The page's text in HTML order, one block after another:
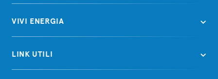
VIVI ENERGIA
LINK UTILI